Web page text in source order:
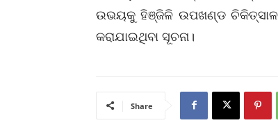
ଉଭୟକୁ ହିଞ୍ଜିଳି ଉପଖଣ୍ଡ
କରାଯାଇଥିବା ସୂଚନା।
Share